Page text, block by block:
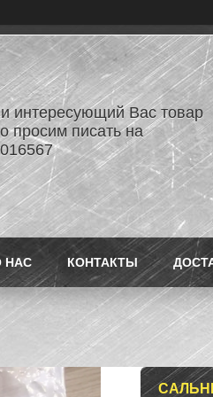
интересующий Вас товар
просим писать на
НАС КОНТАКТЫ